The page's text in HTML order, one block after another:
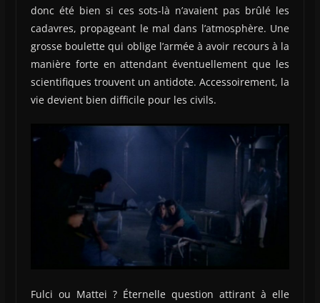
donc été bien si ces sots-là n’avaient pas brûlé les
cadavres, propageant le mal dans l’atmosphère. Une
grosse boulette qui oblige l’armée à avoir recours à la
manière forte en attendant éventuellement que les
scientifiques trouvent un antidote. Accessoirement, la
vie devient bien difficile pour les civils.
Fulci ou Mattei ? Éternelle question attirant à elle